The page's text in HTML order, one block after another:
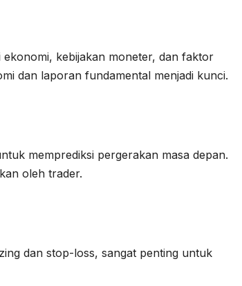
kebijakan moneter, dan faktor
dan laporan fundamental menjadi kunci.
memprediksi pergerakan masa depan.
oleh trader.
dan stop-loss, sangat penting untuk